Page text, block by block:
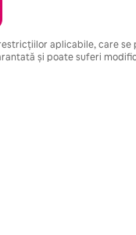
aplicabile, care
și poate suferi